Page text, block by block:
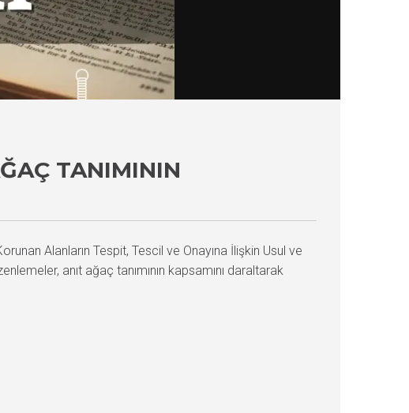
TANIMININ
Alanların Tespit, Tescil ve Onayına İlişkin Usul ve
anıt ağaç tanımının kapsamını daraltarak